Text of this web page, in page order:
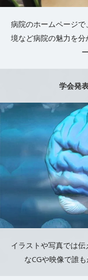
病院のホームページ
境など病院の魅力を
学会発
イラストや写真では
なCGや映像で誰